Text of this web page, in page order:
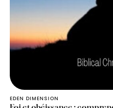
EDEN DIMENSION